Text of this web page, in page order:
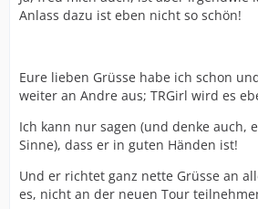
Anlass dazu ist eben nicht so schön!
Eure lieben Grüsse habe ich schon
weiter an Andre aus; TRGirl wird es
Ich kann nur sagen (und denke auch,
Sinne), dass er in guten Händen ist!
Und er richtet ganz nette Grüsse an
es, nicht an der neuen Tour